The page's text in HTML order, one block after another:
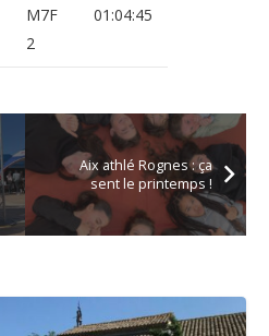
M7F
2
01:04:45
Aix athlé Rognes : ça
sent le printemps !